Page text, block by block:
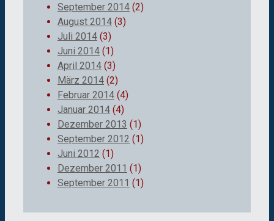
September 2014 (2)
August 2014 (3)
Juli 2014 (3)
Juni 2014 (1)
April 2014 (3)
März 2014 (2)
Februar 2014 (4)
Januar 2014 (4)
Dezember 2013 (1)
September 2012 (1)
Juni 2012 (1)
Dezember 2011 (1)
September 2011 (1)